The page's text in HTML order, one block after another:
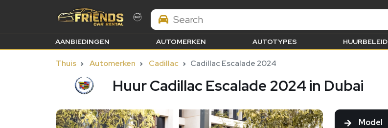
Search Brands
AANBIEDINGEN AUTOMERKEN AUTOTYPES HUURBELEID
Thuis Automerken Cadillac Cadillac Escalade 2024
Huur Cadillac Escalade 2024 in Dubai
Model